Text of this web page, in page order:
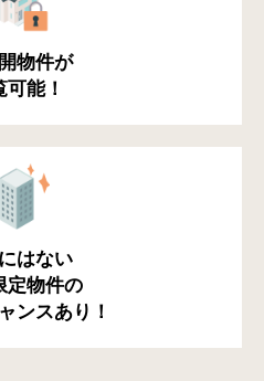
物件が
可能！
はない
定物件の
ンスあり！